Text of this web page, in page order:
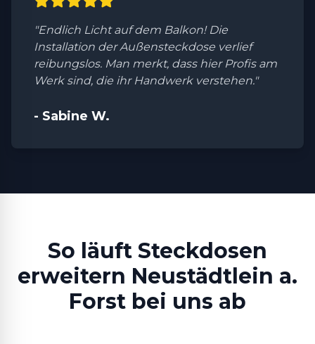
"Endlich Licht auf dem Balkon! Die
Installation der Außensteckdose verlief
reibungslos. Man merkt, dass hier Profis am
Werk sind, die ihr Handwerk verstehen."
- Sabine W.
So läuft Steckdosen
erweitern Neustädtlein a.
Forst bei uns ab